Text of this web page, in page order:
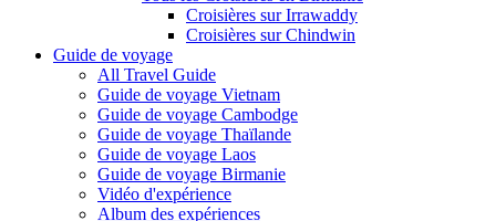
Croisières sur Irrawaddy
Croisières sur Chindwin
Guide de voyage
All Travel Guide
Guide de voyage Vietnam
Guide de voyage Cambodge
Guide de voyage Thaïlande
Guide de voyage Laos
Guide de voyage Birmanie
Vidéo d'expérience
Album des expériences